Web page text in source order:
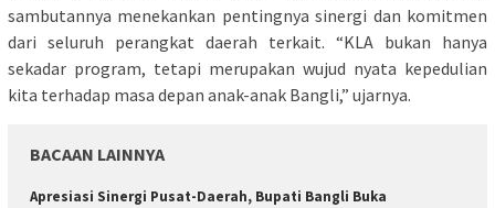
sambutannya menekankan pentingnya sinergi dan komitmen
dari seluruh perangkat daerah terkait. “KLA bukan hanya
sekadar program, tetapi merupakan wujud nyata kepedulian
kita terhadap masa depan anak-anak Bangli,” ujarnya.
BACAAN LAINNYA
Apresiasi Sinergi Pusat-Daerah, Bupati Bangli Buka